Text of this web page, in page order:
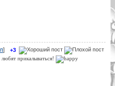
+3
]
прикалываться!